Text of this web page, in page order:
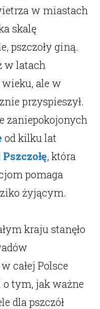
w miastach
skalę
pszczoły giną.
w latach
ale w
przyspieszył.
zaniepokojonych
od kilku lat
, która
pomaga
żyjącym.
kraju stanęło
całej Polsce
o tym, jak ważne
dla pszczół